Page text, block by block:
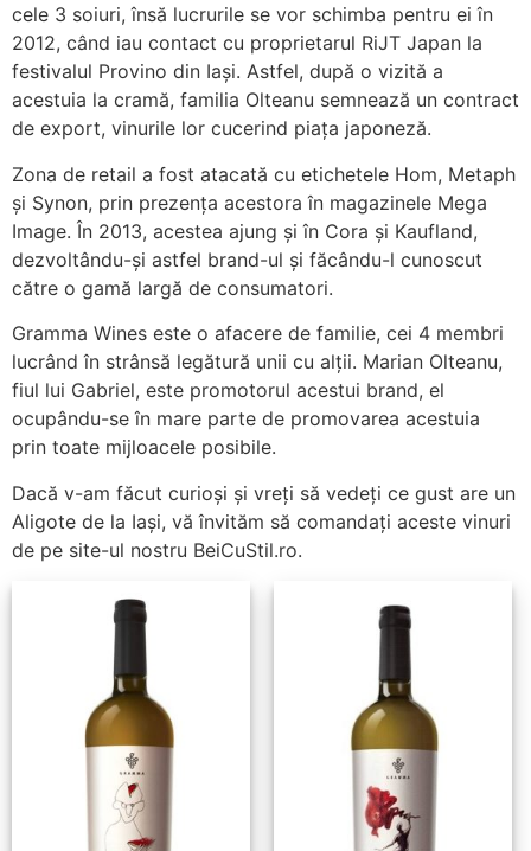
cele 3 soiuri, însă lucrurile se vor schimba pentru ei în
2012, când iau contact cu proprietarul RiJT Japan la
festivalul Provino din Iași. Astfel, după o vizită a
acestuia la cramă, familia Olteanu semnează un contract
de export, vinurile lor cucerind piața japoneză.
Zona de retail a fost atacată cu etichetele Hom, Metaph
și Synon, prin prezența acestora în magazinele Mega
Image. În 2013, acestea ajung și în Cora și Kaufland,
dezvoltându-și astfel brand-ul și făcându-l cunoscut
către o gamă largă de consumatori.
Gramma Wines este o afacere de familie, cei 4 membri
lucrând în strânsă legătură unii cu alții. Marian Olteanu,
fiul lui Gabriel, este promotorul acestui brand, el
ocupându-se în mare parte de promovarea acestuia
prin toate mijloacele posibile.
Dacă v-am făcut curioși și vreți să vedeți ce gust are un
Aligote de la Iași, vă învităm să comandați aceste vinuri
de pe site-ul nostru BeiCuStil.ro.